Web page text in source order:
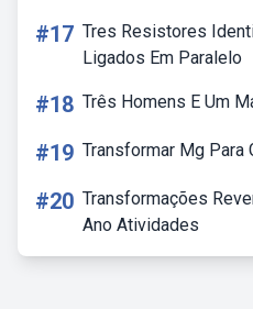
#17 Tres Resistores
Ligados Em Paralelo
#18 Três Homens E Um
#19 Transformar Mg Para
#20 Transformações
Ano Atividades